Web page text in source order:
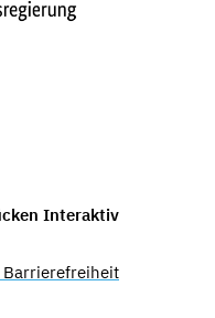
Interaktiv